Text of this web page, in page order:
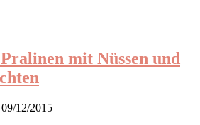
mit Nüssen und
09/12/2015